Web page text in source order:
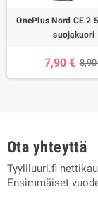
OnePlus Nord CE 2
suojakuori
7,90 € 8,90
Ota yhteyttä
Tyyliluuri.fi
Ensimmäiset